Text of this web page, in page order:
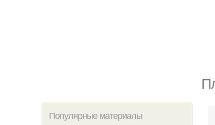
Популярные материалы